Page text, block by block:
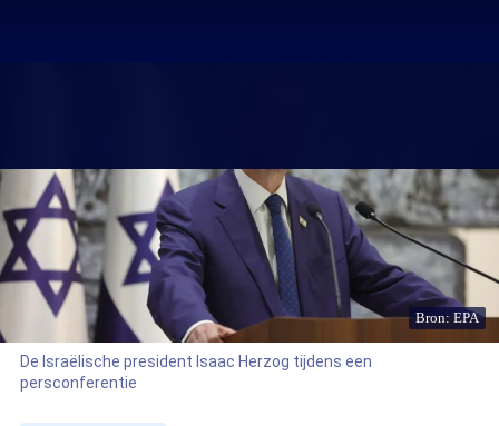
Bron: EPA
De Israëlische president Isaac Herzog tijdens een
persconferentie